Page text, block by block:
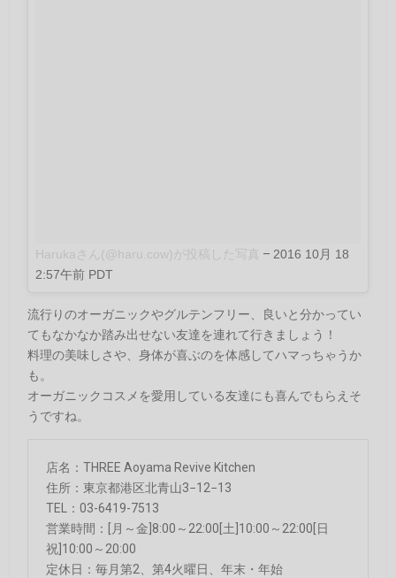
Harukaさん(@haru.cow)が投稿した写真 –2016 10月 18
2:57午前 PDT
流行りのオーガニックやグルテンフリー、良いと分かってい
てもなかなか踏み出せない友達を連れて行きましょう！
料理の美味しさや、身体が喜ぶのを体感してハマっちゃうか
も。
オーガニックコスメを愛用している友達にも喜んでもらえそ
うですね。
店名：THREE Aoyama Revive Kitchen
住所：東京都港区北青山3−12−13
TEL：03-6419-7513
営業時間：[月～金]8:00～22:00[土]10:00～22:00[日
祝]10:00～20:00
定休日：毎月第2、第4火曜日、年末・年始